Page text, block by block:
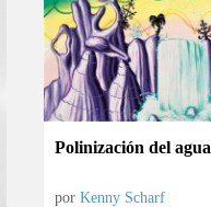
Polinización del agua
porKenny Scharf